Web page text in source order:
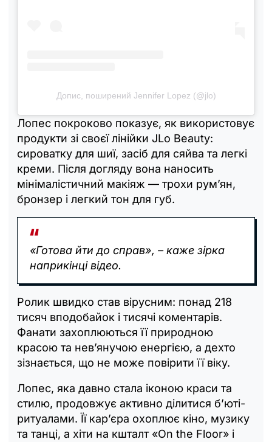
Допис, поширений Jennifer Lopez (@jlo)
Лопес покроково показує, як використовує
продукти зі своєї лінійки JLo Beauty:
сироватку для шиї, засіб для сяйва та легкі
креми. Після догляду вона наносить
мінімалістичний макіяж — трохи рум’ян,
бронзер і легкий тон для губ.
«Готова йти до справ», – каже зірка
наприкінці відео.
Ролик швидко став вірусним: понад 218
тисяч вподобайок і тисячі коментарів.
Фанати захоплюються її природною
красою та нев’янучою енергією, а дехто
зізнається, що не може повірити її віку.
Лопес, яка давно стала іконою краси та
стилю, продовжує активно ділитися б’юті-
ритуалами. Її кар’єра охоплює кіно, музику
та танці, а хіти на кшталт «On the Floor» і